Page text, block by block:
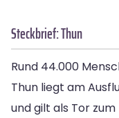
Steckbrief: Thun
Rund 44.000
Thun liegt am
und gilt als Tor